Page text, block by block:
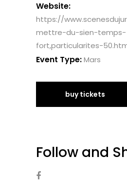
Website:
https://
mettre-du-sien-temps-
fort,particularites-
Event Type:Mars
buy tickets
Follow and